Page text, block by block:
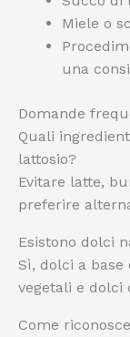
Miele o
una
Domande
Quali
lattosio?
Evitare latte,
preferire
Esistono dolci
Sì, dolci a
vegetali e dolci
Come